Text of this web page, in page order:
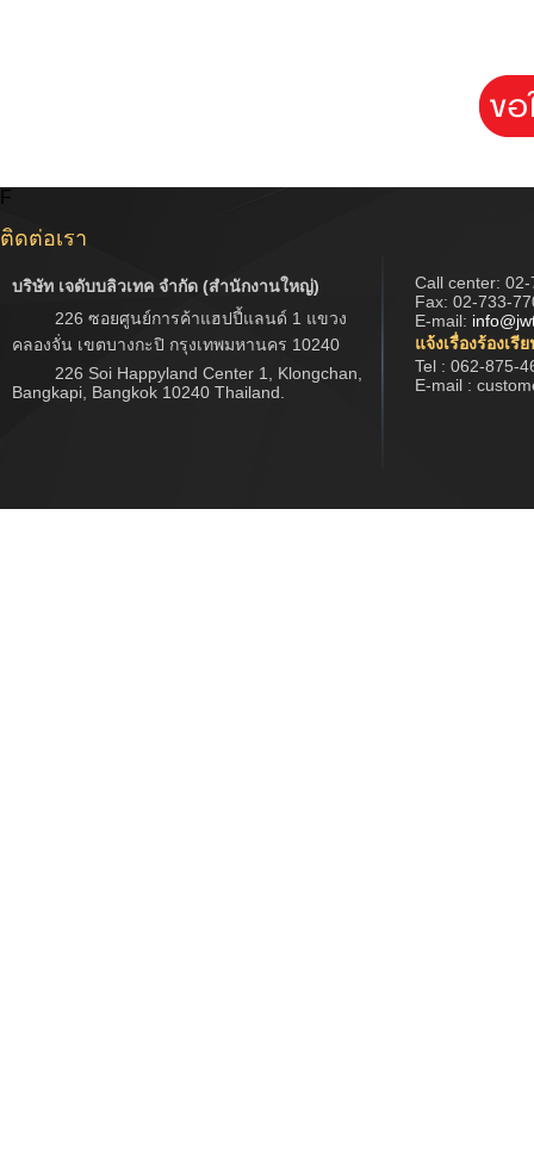
F
ติดต่อเรา
บริษัท เจดับบลิวเทค จำกัด (สำนักงานใหญ่)
226 ซอยศูนย์การค้าแฮปปี้แลนด์ 1 แขวง
คลองจั่น เขตบางกะปิ กรุงเทพมหานคร 10240
226 Soi Happyland Center 1, Klongchan,
Bangkapi, Bangkok 10240 Thailand.
Call center: 02-
Fax: 02-733-
E-mail:
แจ้งเรื่องร้องเรี
Tel : 062-875-
E-mail :